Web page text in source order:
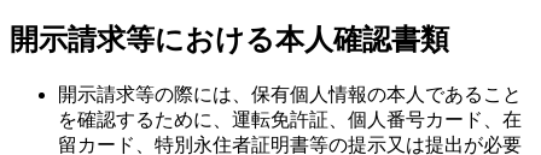
開示請求等における本人確認書類
開示請求等の際には、保有個人情報の本人であること
を確認するために、運転免許証、個人番号カード、在